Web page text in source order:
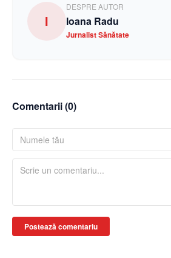
I
DESPRE AUTOR
Ioana Radu
Jurnalist Sănătate
Comentarii (0)
Postează comentariu